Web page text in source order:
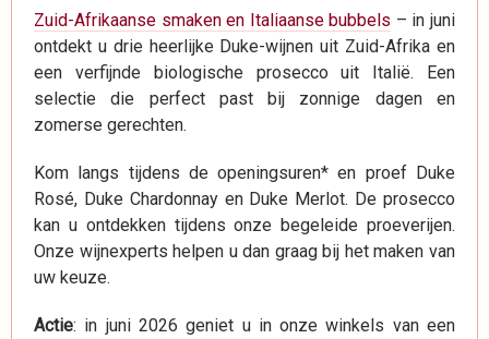
Zuid-Afrikaanse smaken en Italiaanse bubbels – in juni
ontdekt u drie heerlijke Duke-wijnen uit Zuid-Afrika en
een verfijnde biologische prosecco uit Italië. Een
selectie die perfect past bij zonnige dagen en
zomerse gerechten.
Kom langs tijdens de openingsuren* en proef Duke
Rosé, Duke Chardonnay en Duke Merlot. De prosecco
kan u ontdekken tijdens onze begeleide proeverijen.
Onze wijnexperts helpen u dan graag bij het maken van
uw keuze.
Actie: in juni 2026 geniet u in onze winkels van een